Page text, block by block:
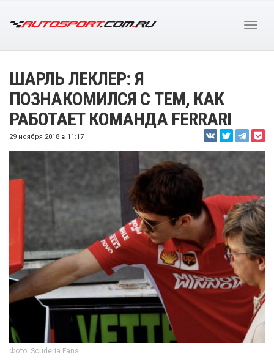
ШАРЛЬ ЛЕКЛЕР: Я
ПОЗНАКОМИЛСЯ С ТЕМ, КАК
РАБОТАЕТ КОМАНДА FERRARI
29 ноября 2018 в 11:17
Фото: Scuderia Fans